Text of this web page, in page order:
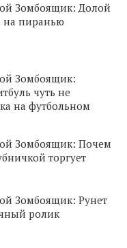
Зомбоящик: Долой
на пиранью
Зомбоящик:
чуть не
на футбольном
Зомбоящик: Почем
торгует
Зомбоящик: Рунет
ролик